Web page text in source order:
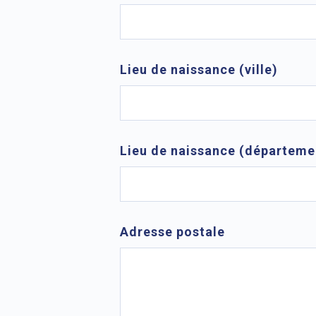
Lieu de naissance (ville)
Lieu de naissance
Adresse postale